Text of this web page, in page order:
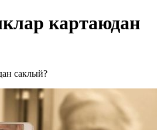
картаюдан
саклый?